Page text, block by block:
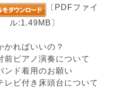
〔PDFファイ
ル:1.49MB〕
かればいいの？
ピアノ演奏について
ンド着用のお願い
ビ付き床頭台について